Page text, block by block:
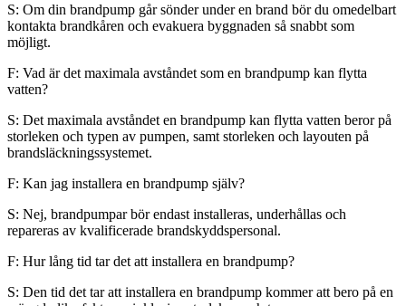
S: Om din brandpump går sönder under en brand bör du omedelbart
kontakta brandkåren och evakuera byggnaden så snabbt som
möjligt.
F: Vad är det maximala avståndet som en brandpump kan flytta
vatten?
S: Det maximala avståndet en brandpump kan flytta vatten beror på
storleken och typen av pumpen, samt storleken och layouten på
brandsläckningssystemet.
F: Kan jag installera en brandpump själv?
S: Nej, brandpumpar bör endast installeras, underhållas och
repareras av kvalificerade brandskyddspersonal.
F: Hur lång tid tar det att installera en brandpump?
S: Den tid det tar att installera en brandpump kommer att bero på en